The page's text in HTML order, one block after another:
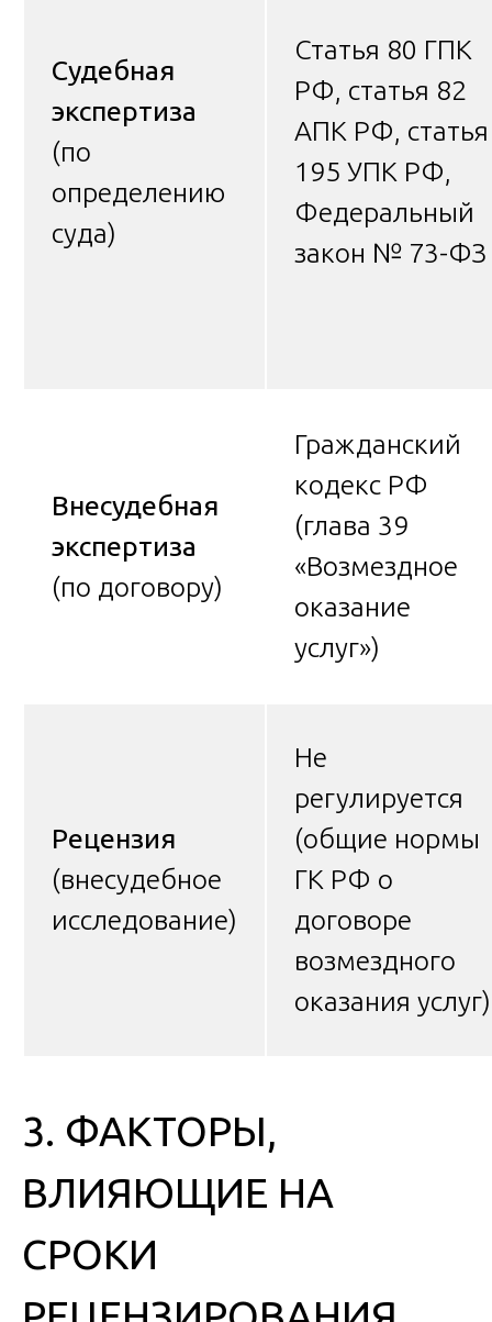
Судебная
экспертиза
(по
определению
суда)
Статья 80 ГПК
РФ, статья 82
АПК РФ, статья
195 УПК РФ,
Федеральный
закон № 73-ФЗ
Внесудебная
экспертиза
(по договору)
Гражданский
кодекс РФ
(глава 39
«Возмездное
оказание
услуг»)
Рецензия
(внесудебное
исследование)
Не
регулируется
(общие нормы
ГК РФ о
договоре
возмездного
оказания услуг)
3. ФАКТОРЫ,
ВЛИЯЮЩИЕ НА
СРОКИ